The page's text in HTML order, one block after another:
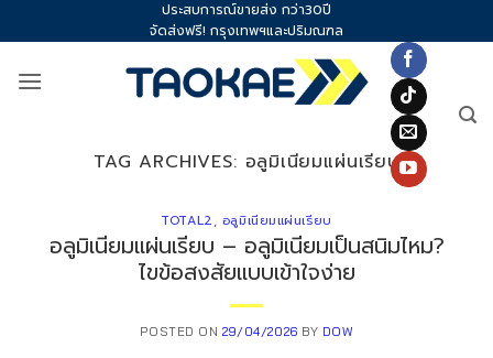
to
ประสบการณ์ขายส่ง กว่า30ปี
จัดส่งฟรี! กรุงเทพฯและปริมณฑล
TAG ARCHIVES: อลูมิเนียมแผ่นเรียบ
TOTAL2, อลูมิเนียมแผ่นเรียบ
อลูมิเนียมแผ่นเรียบ – อลูมิเนียมเป็นสนิมไหม?
ไขข้อสงสัยแบบเข้าใจง่าย
POSTED ON29/04/2026 BY DOW